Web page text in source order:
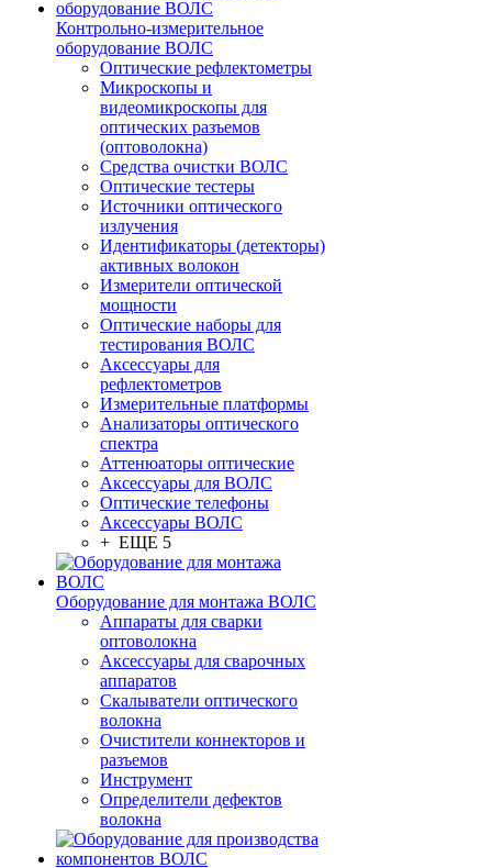
Контрольно-измерительное
оборудование ВОЛС
Оптические рефлектометры
Микроскопы и
видеомикроскопы для
оптических разъемов
(оптоволокна)
Средства очистки ВОЛС
Оптические тестеры
Источники оптического
излучения
Идентификаторы (детекторы)
активных волокон
Измерители оптической
мощности
Оптические наборы для
тестирования ВОЛС
Аксессуары для
рефлектометров
Измерительные платформы
Анализаторы оптического
спектра
Аттенюаторы оптические
Аксессуары для ВОЛС
Оптические телефоны
Аксессуары ВОЛС
+ ЕЩЕ 5
Оборудование для монтажа ВОЛС
Аппараты для сварки
оптоволокна
Аксессуары для сварочных
аппаратов
Скалыватели оптического
волокна
Очистители коннекторов и
разъемов
Инструмент
Определители дефектов
волокна